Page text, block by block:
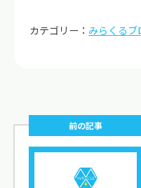
カテゴリー： みらくるブ
前の記事